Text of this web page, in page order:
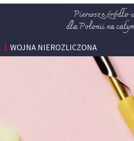
Pierwsze źródło
dla Polonii na
WOJNA NIEROZLICZONA